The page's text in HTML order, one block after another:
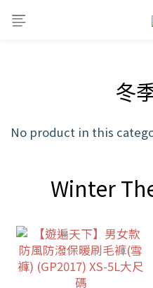
冬
No product in this
Winter